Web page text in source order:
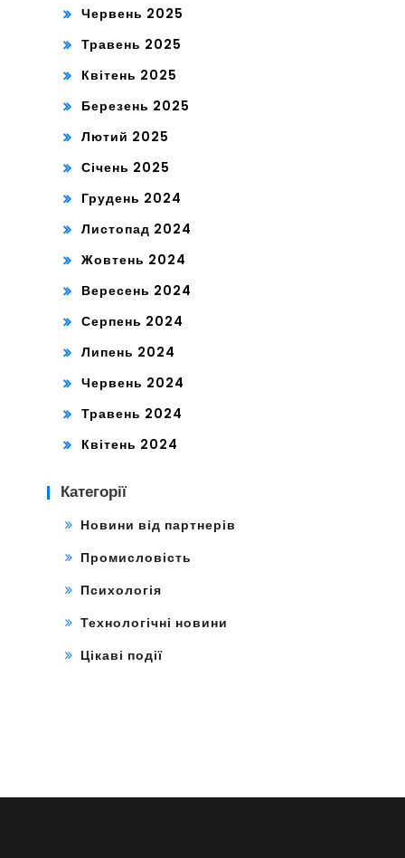
Червень 2025
Травень 2025
Квітень 2025
Березень 2025
Лютий 2025
Січень 2025
Грудень 2024
Листопад 2024
Жовтень 2024
Вересень 2024
Серпень 2024
Липень 2024
Червень 2024
Травень 2024
Квітень 2024
Категорії
Новини від партнерів
Промисловість
Психологія
Технологічні новини
Цікаві події